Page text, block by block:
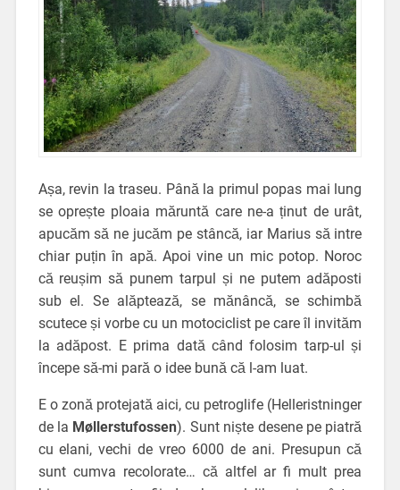
Așa, revin la traseu. Până la primul popas mai lung
se oprește ploaia măruntă care ne-a ținut de urât,
apucăm să ne jucăm pe stâncă, iar Marius să intre
chiar puțin în apă. Apoi vine un mic potop. Noroc
că reușim să punem tarpul și ne putem adăposti
sub el. Se alăptează, se mănâncă, se schimbă
scutece și vorbe cu un motociclist pe care îl invităm
la adăpost. E prima dată când folosim tarp-ul și
începe să-mi pară o idee bună că l-am luat.
E o zonă protejată aici, cu petroglife (Helleristninger
de la Møllerstufossen). Sunt niște desene pe piatră
cu elani, vechi de vreo 6000 de ani. Presupun că
sunt cumva recolorate… că altfel ar fi mult prea